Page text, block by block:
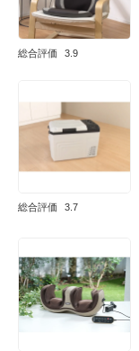
総合評価 3.9
総合評価 3.7